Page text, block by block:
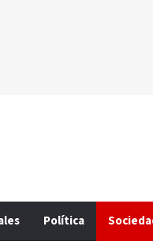
Política